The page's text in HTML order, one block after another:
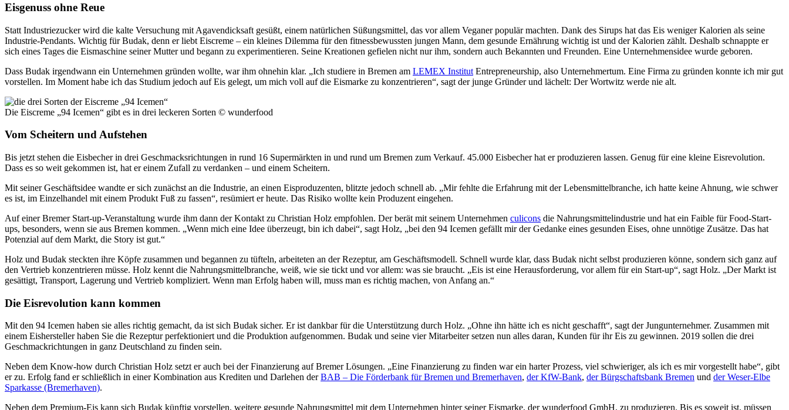
Eisgenuss ohne Reue
Statt Industriezucker wird die kalte Versuchung mit Agavendicksaft gesüßt, einem natürlichen Süßungsmittel, das vor allem Veganer populär machten. Dank des Sirups hat das Eis weniger Kalorien als seine
Industrie-Pendants. Wichtig für Budak, denn er liebt Eiscreme – ein kleines Dilemma für den fitnessbewussten jungen Mann, dem gesunde Ernährung wichtig ist und der Kalorien zählt. Deshalb schnappte er
sich eines Tages die Eismaschine seiner Mutter und begann zu experimentieren. Seine Kreationen gefielen nicht nur ihm, sondern auch Bekannten und Freunden. Eine Unternehmensidee wurde geboren.
Dass Budak irgendwann ein Unternehmen gründen wollte, war ihm ohnehin klar. „Ich studiere in Bremen am LEMEX Institut Entrepreneurship, also Unternehmertum. Eine Firma zu gründen konnte ich mir gut
vorstellen. Im Moment habe ich das Studium jedoch auf Eis gelegt, um mich voll auf die Eismarke zu konzentrieren“, sagt der junge Gründer und lächelt: Der Wortwitz werde nie alt.
Die Eiscreme „94 Icemen“ gibt es in drei leckeren Sorten © wunderfood
Vom Scheitern und Aufstehen
Bis jetzt stehen die Eisbecher in drei Geschmacksrichtungen in rund 16 Supermärkten in und rund um Bremen zum Verkauf. 45.000 Eisbecher hat er produzieren lassen. Genug für eine kleine Eisrevolution.
Dass es so weit gekommen ist, hat er einem Zufall zu verdanken – und einem Scheitern.
Mit seiner Geschäftsidee wandte er sich zunächst an die Industrie, an einen Eisproduzenten, blitzte jedoch schnell ab. „Mir fehlte die Erfahrung mit der Lebensmittelbranche, ich hatte keine Ahnung, wie schwer
es ist, im Einzelhandel mit einem Produkt Fuß zu fassen“, resümiert er heute. Das Risiko wollte kein Produzent eingehen.
Auf einer Bremer Start-up-Veranstaltung wurde ihm dann der Kontakt zu Christian Holz empfohlen. Der berät mit seinem Unternehmen culicons die Nahrungsmittelindustrie und hat ein Faible für Food-Start-
ups, besonders, wenn sie aus Bremen kommen. „Wenn mich eine Idee überzeugt, bin ich dabei“, sagt Holz, „bei den 94 Icemen gefällt mir der Gedanke eines gesunden Eises, ohne unnötige Zusätze. Das hat
Potenzial auf dem Markt, die Story ist gut.“
Holz und Budak steckten ihre Köpfe zusammen und begannen zu tüfteln, arbeiteten an der Rezeptur, am Geschäftsmodell. Schnell wurde klar, dass Budak nicht selbst produzieren könne, sondern sich ganz auf
den Vertrieb konzentrieren müsse. Holz kennt die Nahrungsmittelbranche, weiß, wie sie tickt und vor allem: was sie braucht. „Eis ist eine Herausforderung, vor allem für ein Start-up“, sagt Holz. „Der Markt ist
gesättigt, Transport, Lagerung und Vertrieb kompliziert. Wenn man Erfolg haben will, muss man es richtig machen, von Anfang an.“
Die Eisrevolution kann kommen
Mit den 94 Icemen haben sie alles richtig gemacht, da ist sich Budak sicher. Er ist dankbar für die Unterstützung durch Holz. „Ohne ihn hätte ich es nicht geschafft“, sagt der Jungunternehmer. Zusammen mit
einem Eishersteller haben Sie die Rezeptur perfektioniert und die Produktion aufgenommen. Budak und seine vier Mitarbeiter setzen nun alles daran, Kunden für ihr Eis zu gewinnen. 2019 sollen die drei
Geschmackrichtungen in ganz Deutschland zu finden sein.
Neben dem Know-how durch Christian Holz setzt er auch bei der Finanzierung auf Bremer Lösungen. „Eine Finanzierung zu finden war ein harter Prozess, viel schwieriger, als ich es mir vorgestellt habe“, gibt
er zu. Erfolg fand er schließlich in einer Kombination aus Krediten und Darlehen derBAB – Die Förderbank für Bremen und Bremerhaven, der KfW-Bank, der Bürgschaftsbank Bremen und der Weser-Elbe
Sparkasse (Bremerhaven).
Neben dem Premium-Eis kann sich Budak künftig vorstellen, weitere gesunde Nahrungsmittel mit dem Unternehmen hinter seiner Eismarke, der wunderfood GmbH, zu produzieren. Bis es soweit ist, müssen